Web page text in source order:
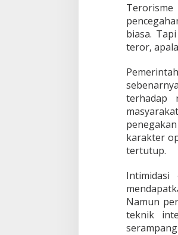
biasa.
teror,
terhadap
karakter
tertutup.
Namun
teknik